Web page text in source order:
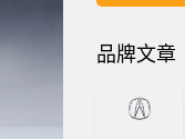
品牌文章